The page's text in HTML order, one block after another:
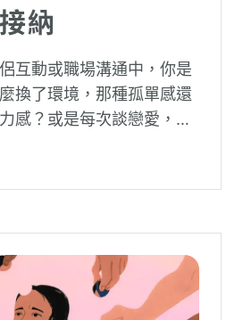
納
互動或職場溝通中，你是
換了環境，那種孤單感還
感？或是每次談戀愛，總
？